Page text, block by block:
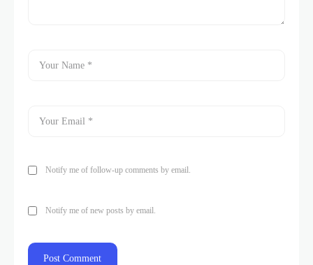
Notify me of follow-up comments by email.
Notify me of new posts by email.